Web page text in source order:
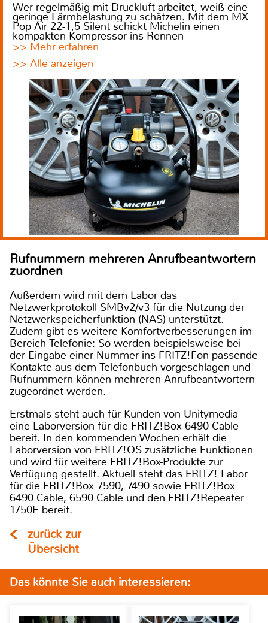
Wer regelmäßig mit Druckluft arbeitet, weiß eine
geringe Lärmbelastung zu schätzen. Mit dem MX
Pop Air 22-1,5 Silent schickt Michelin einen
kompakten Kompressor ins Rennen
>> Mehr erfahren
>> Alle anzeigen
Rufnummern mehreren Anrufbeantwortern
zuordnen
Außerdem wird mit dem Labor das
Netzwerkprotokoll SMBv2/v3 für die Nutzung der
Netzwerkspeicherfunktion (NAS) unterstützt.
Zudem gibt es weitere Komfortverbesserungen im
Bereich Telefonie: So werden beispielsweise bei
der Eingabe einer Nummer ins FRITZ!Fon passende
Kontakte aus dem Telefonbuch vorgeschlagen und
Rufnummern können mehreren Anrufbeantwortern
zugeordnet werden.
Erstmals steht auch für Kunden von Unitymedia
eine Laborversion für die FRITZ!Box 6490 Cable
bereit. In den kommenden Wochen erhält die
Laborversion von FRITZ!OS zusätzliche Funktionen
und wird für weitere FRITZ!Box-Produkte zur
Verfügung gestellt. Aktuell steht das FRITZ! Labor
für die FRITZ!Box 7590, 7490 sowie FRITZ!Box
6490 Cable, 6590 Cable und den FRITZ!Repeater
1750E bereit.
zurück zur
Übersicht
Das könnte Sie auch interessieren: